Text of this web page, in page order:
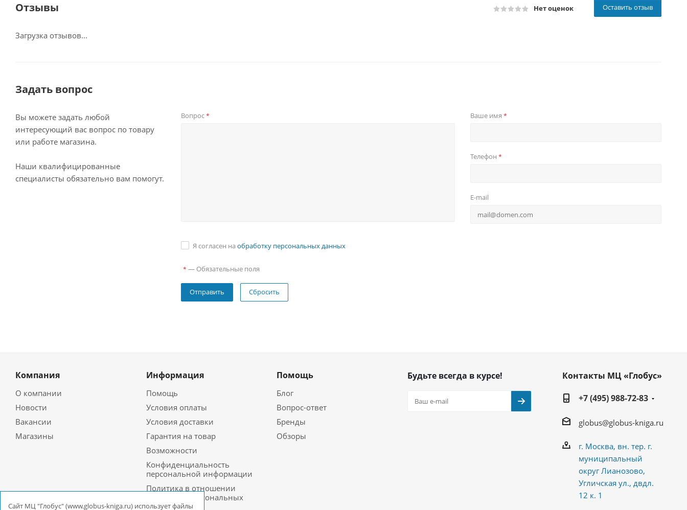
Отзывы Нет оценок Оставить отзыв
Загрузка отзывов...
Задать вопрос
Вы можете задать любой
интересующий вас вопрос по товару
или работе магазина.
Наши квалифицированные
специалисты обязательно вам помогут.
Вопрос* Ваше имя *
Телефон *
E-mail
Я согласен на обработку персональных данных
* — Обязательные поля
Сбросить
Компания
О компании
Новости
Вакансии
Магазины
Информация
Помощь
Условия оплаты
Условия доставки
Гарантия на товар
Возможности
Конфиденциальность
персональной информации
Политика в отношении
обработки персональных
данных в ООО
Помощь
Блог
Вопрос-ответ
Бренды
Обзоры
Будьте всегда в курсе!
Контакты МЦ «Глобус»
+7 (495) 988-72-83
globus@globus-kniga.ru
г. Москва, вн. тер. г.
муниципальный
округ Лианозово,
Угличская ул., двдл.
12 к. 1
Cайт МЦ "Глобус" (www.globus-kniga.ru) использует файлы